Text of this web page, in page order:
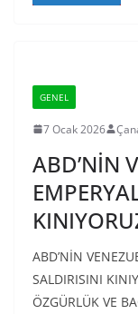
GENEL
7 Ocak 2026
ABD’NİN
ABD’NİN
SALDIRISINI
ÖZGÜRLÜK VE